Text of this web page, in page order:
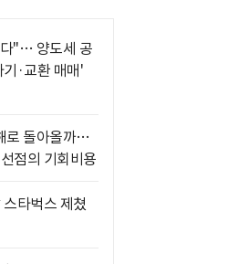
"… 양도세 공
·교환 매매'
로 돌아올까…
점의 기회비용
타벅스 제쳤